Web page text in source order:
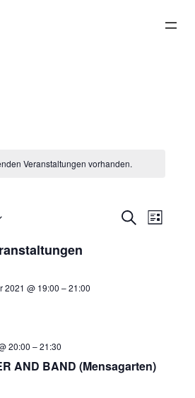
Veranstaltungen vorhanden.
SucheListe
2021 @ 19:00 –21:00
20:00 –21:30
AND BAND (Mensagarten)